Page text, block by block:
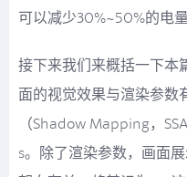
可以减少30%~50%的电量
接下来我们来概括一下本
面的视觉效果与渲染参数
（Shadow Mapping，
s。除了渲染参数，画面